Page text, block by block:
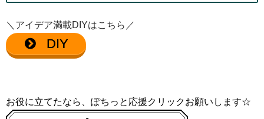
＼アイデア満載DIYはこちら／
DIY
お役に立てたなら、ぽちっと応援クリックお願いします☆